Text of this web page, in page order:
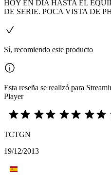
HOY EN DÍA HASTA EL
DE SERIE. POCA VISTA DE
Sí, recomiendo este producto
Esta reseña se realizó para
Player
TCTGN
19/12/2013